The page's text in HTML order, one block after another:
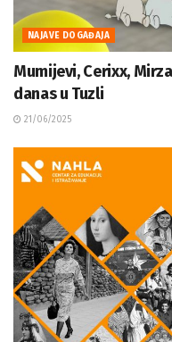
NAJAVE DOGAĐAJA
Mumijevi, Cerixx,
danas u Tuzli
21/06/2025